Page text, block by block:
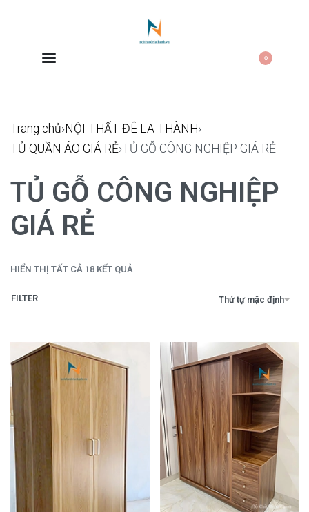
0
Trang chủ›NỘI THẤT ĐÊ LA THÀNH›
TỦ QUẦN ÁO GIÁ RẺ›TỦ GỖ CÔNG NGHIỆP GIÁ RẺ
TỦ GỖ CÔNG NGHIỆP
GIÁ RẺ
HIỂN THỊ TẤT CẢ 18 KẾT QUẢ
Thứ tự mặc định
FILTER